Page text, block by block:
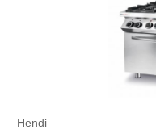
Hendi